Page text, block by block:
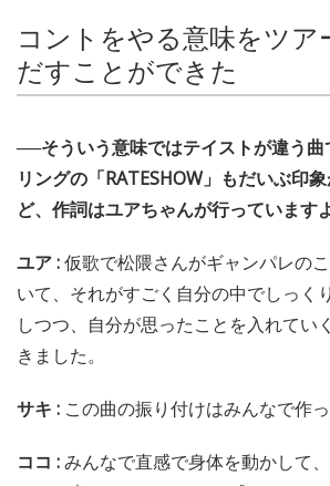
コントをやる意味をツア
だすことができた
──そういう意味ではテイストが違う
リングの「RATESHOW」もだいぶ印
ど、作詞はユアちゃんが行っています
ユア :仮歌で松隈さんがギャンパレの
いて、それがすごく自分の中でしっく
しつつ、自分が思ったことを入れてい
きました。
サキ : この曲の振り付けはみんなで作っ
ココ :みんなで直感で身体を動かして